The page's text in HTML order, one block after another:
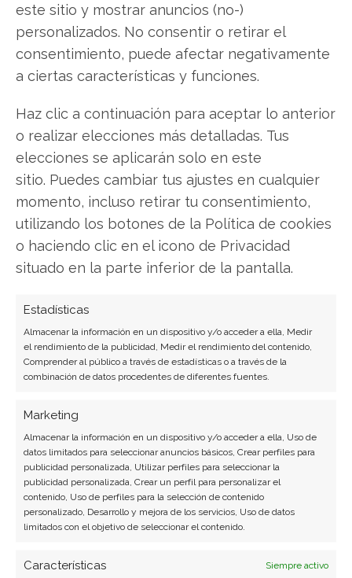
este sitio y mostrar anuncios (no-)
personalizados. No consentir o retirar el
consentimiento, puede afectar negativamente
a ciertas características y funciones.
Haz clic a continuación para aceptar lo anterior
o realizar elecciones más detalladas. Tus
elecciones se aplicarán solo en este
sitio. Puedes cambiar tus ajustes en cualquier
momento, incluso retirar tu consentimiento,
utilizando los botones de la Política de cookies
o haciendo clic en el icono de Privacidad
situado en la parte inferior de la pantalla.
Estadísticas
Almacenar la información en un dispositivo y/o acceder a ella, Medir
el rendimiento de la publicidad, Medir el rendimiento del contenido,
Comprender al público a través de estadísticas o a través de la
combinación de datos procedentes de diferentes fuentes.
Marketing
Almacenar la información en un dispositivo y/o acceder a ella, Uso de
datos limitados para seleccionar anuncios básicos, Crear perfiles para
publicidad personalizada, Utilizar perfiles para seleccionar la
publicidad personalizada, Crear un perfil para personalizar el
contenido, Uso de perfiles para la selección de contenido
personalizado, Desarrollo y mejora de los servicios, Uso de datos
limitados con el objetivo de seleccionar el contenido.
Características
Siempre activo
Facebook
LinkedIn
Copiar enlace
SOBRE EL AUTOR
Javier Martínez González
Ingeniero de software convertido en escritor
hardware, software empresarial y computación en
la nube.